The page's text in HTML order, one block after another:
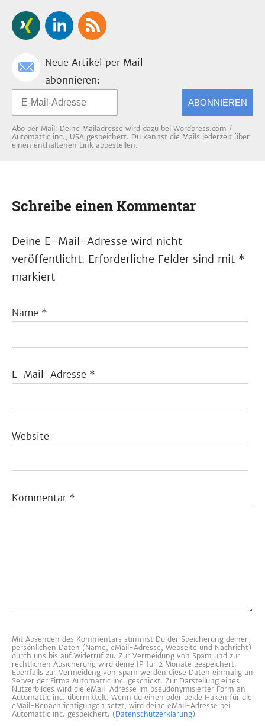
Neue Artikel per Mail
abonnieren:
ABONNIEREN
Abo per Mail: Deine Mailadresse wird dazu bei Wordpress.com /
Automattic inc., USA gespeichert. Du kannst die Mails jederzeit über
einen enthaltenen Link abbestellen.
Schreibe einen Kommentar
Deine E-Mail-Adresse wird nicht
veröffentlicht. Erforderliche Felder sind mit *
markiert
Name *
E-Mail-Adresse *
Website
Kommentar *
Mit Absenden des Kommentars stimmst Du der Speicherung deiner
persönlichen Daten (Name, eMail-Adresse, Webseite und Nachricht)
durch uns bis auf Widerruf zu. Zur Vermeidung von Spam und zur
rechtlichen Absicherung wird deine IP für 2 Monate gespeichert.
Ebenfalls zur Vermeidung von Spam werden diese Daten einmalig an
Server der Firma Automattic inc. geschickt. Zur Darstellung eines
Nutzerbildes wird die eMail-Adresse im pseudonymisierter Form an
Automattic inc. übermittelt. Wenn du einen oder beide Haken für die
eMail-Benachrichtigungen setzt, wird deine eMail-Adresse bei
Automattic inc. gespeichert. (Datenschutzerklärung)